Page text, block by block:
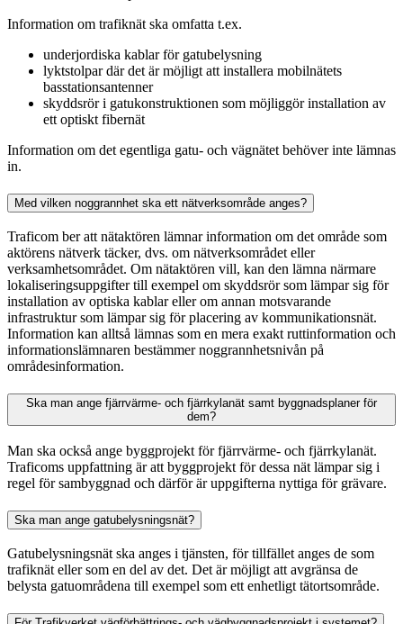
Information om trafiknät ska omfatta t.ex.
underjordiska kablar för gatubelysning
lyktstolpar där det är möjligt att installera mobilnätets
basstationsantenner
skyddsrör i gatukonstruktionen som möjliggör installation av
ett optiskt fibernät
Information om det egentliga gatu- och vägnätet behöver inte lämnas
in.
Med vilken noggrannhet ska ett nätverksområde anges?
Traficom ber att nätaktören lämnar information om det område som
aktörens nätverk täcker, dvs. om nätverksområdet eller
verksamhetsområdet. Om nätaktören vill, kan den lämna närmare
lokaliseringsuppgifter till exempel om skyddsrör som lämpar sig för
installation av optiska kablar eller om annan motsvarande
infrastruktur som lämpar sig för placering av kommunikationsnät.
Information kan alltså lämnas som en mera exakt ruttinformation och
informationslämnaren bestämmer noggrannhetsnivån på
områdesinformation.
Ska man ange fjärrvärme- och fjärrkylanät samt byggnadsplaner för
dem?
Man ska också ange byggprojekt för fjärrvärme- och fjärrkylanät.
Traficoms uppfattning är att byggprojekt för dessa nät lämpar sig i
regel för sambyggnad och därför är uppgifterna nyttiga för grävare.
Ska man ange gatubelysningsnät?
Gatubelysningsnät ska anges i tjänsten, för tillfället anges de som
trafiknät eller som en del av det. Det är möjligt att avgränsa de
belysta gatuområdena till exempel som ett enhetligt tätortsområde.